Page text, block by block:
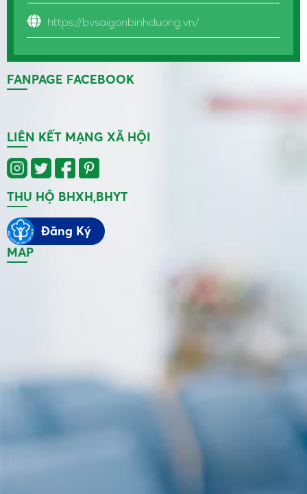
https://bvsaigonbinhduong.vn/
MAP
FANPAGE FACEBOOK
LIÊN KẾT MẠNG XÃ HỘI
THU HỘ BHXH,BHYT
Đăng Ký